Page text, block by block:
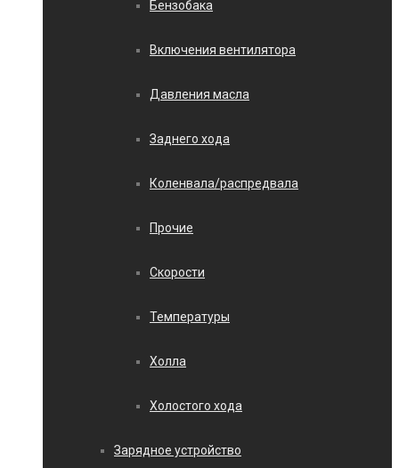
Бензобака
Включения вентилятора
Давления масла
Заднего хода
Коленвала/распредвала
Прочие
Скорости
Температуры
Холла
Холостого хода
Зарядное устройство